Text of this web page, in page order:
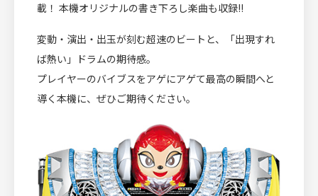
載！ 本機オリジナルの書き下ろし楽曲も収録!!
変動・演出・出玉が刻む超速のビートと、「出現すれ
ば熱い」ドラムの期待感。
プレイヤーのバイブスをアゲにアゲて最高の瞬間へと
導く本機に、ぜひご期待ください。